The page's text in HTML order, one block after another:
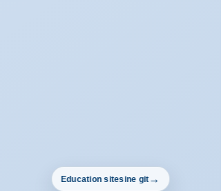
Education sitesine git